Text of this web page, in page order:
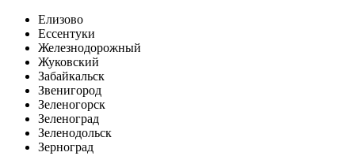
Елизово
Ессентуки
Железнодорожный
Жуковский
Забайкальск
Звенигород
Зеленогорск
Зеленоград
Зеленодольск
Зерноград